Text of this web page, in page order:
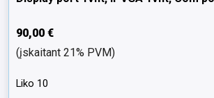
90,00€
(įskaitant 21% PVM)
Liko 10